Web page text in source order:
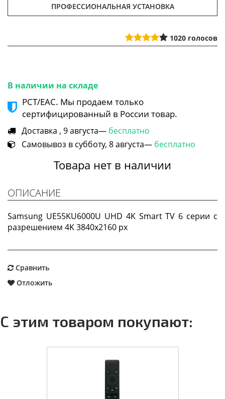
ПРОФЕССИОНАЛЬНАЯ УСТАНОВКА
1020 голосов
В наличии на складе
РСТ/ЕАС. Мы продаем только
сертифицированный в России товар.
Доставка , 9 августа— бесплатно
Самовывоз в субботу, 8 августа— бесплатно
Товара нет в наличии
ОПИСАНИЕ
Samsung UE55KU6000U UHD 4K Smart TV 6 серии c
разрешением 4K 3840x2160 px
Сравнить
Отложить
С этим товаром покупают: